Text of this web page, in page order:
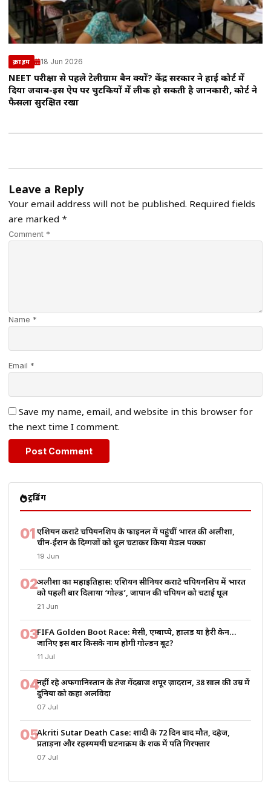
क्राइम 18 Jun 2026
NEET परीक्षा से पहले टेलीग्राम बैन क्यों? केंद्र सरकार ने हाई कोर्ट में
दिया जवाब-इस ऐप पर चुटकियों में लीक हो सकती है जानकारी, कोर्ट ने
फैसला सुरक्षित रखा
Leave a Reply
Your email address will not be published. Required fields
are marked *
Comment *
Name *
Email *
Save my name, email, and website in this browser for
the next time I comment.
ट्रेंडिंग
01एशियन कराटे चैंपियनशिप के फाइनल में पहुंचीं भारत की अलीशा,
चीन-ईरान के दिग्गजों को धूल चटाकर किया मेडल पक्का
19 Jun
02अलीशा का महाइतिहास: एशियन सीनियर कराटे चैंपियनशिप में भारत
को पहली बार दिलाया ‘गोल्ड’, जापान की चैंपियन को चटाई धूल
21 Jun
03FIFA Golden Boot Race: मेसी, एम्बाप्पे, हालैंड या हैरी केन…
जानिए इस बार किसके नाम होगी गोल्डन बूट?
11 Jul
04नहीं रहे अफगानिस्तान के तेज गेंदबाज शपूर ज़ादरान, 38 साल की उम्र में
दुनिया को कहा अलविदा
07 Jul
05Akriti Sutar Death Case: शादी के 72 दिन बाद मौत, दहेज,
प्रताड़ना और रहस्यमयी घटनाक्रम के शक में पति गिरफ्तार
07 Jul